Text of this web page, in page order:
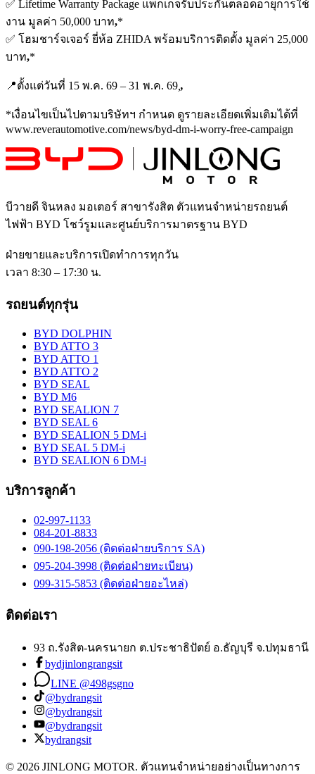
✅ Lifetime Warranty Package แพ็กเกจรับประกันตลอดอายุการใช้
งาน มูลค่า 50,000 บาท,*
✅ โฮมชาร์จเจอร์ ยี่ห้อ ZHIDA พร้อมบริการติดตั้ง มูลค่า 25,000
บาท,*
📍ตั้งแต่วันที่ 15 พ.ค. 69 – 31 พ.ค. 69 ,
*เงื่อนไขเป็นไปตามบริษัทฯ กำหนด ดูรายละเอียดเพิ่มเติมได้ที่
www.reverautomotive.com/news/byd-dm-i-worry-free-campaign
บีวายดี จินหลง มอเตอร์ สาขารังสิต ตัวแทนจำหน่ายรถยนต์
ไฟฟ้า BYD โชว์รูมและศูนย์บริการมาตรฐาน BYD
ฝ่ายขายและบริการเปิดทำการทุกวัน
เวลา 8:30 – 17:30 น.
รถยนต์ทุกรุ่น
BYD DOLPHIN
BYD ATTO 3
BYD ATTO 1
BYD ATTO 2
BYD SEAL
BYD M6
BYD SEALION 7
BYD SEAL 6
BYD SEALION 5 DM-i
BYD SEAL 5 DM-i
BYD SEALION 6 DM-i
บริการลูกค้า
02-997-1133
084-201-8833
090-198-2056 (ติดต่อฝ่ายบริการ SA)
095-204-3998 (ติดต่อฝ่ายทะเบียน)
099-315-5853 (ติดต่อฝ่ายอะไหล่)
ติดต่อเรา
93 ถ.รังสิต-นครนายก ต.ประชาธิปัตย์ อ.ธัญบุรี จ.ปทุมธานี
bydjinlongrangsit
LINE @498gsgno
@bydrangsit
@bydrangsit
@bydrangsit
bydrangsit
© 2026 JINLONG MOTOR. ตัวแทนจำหน่ายอย่างเป็นทางการ